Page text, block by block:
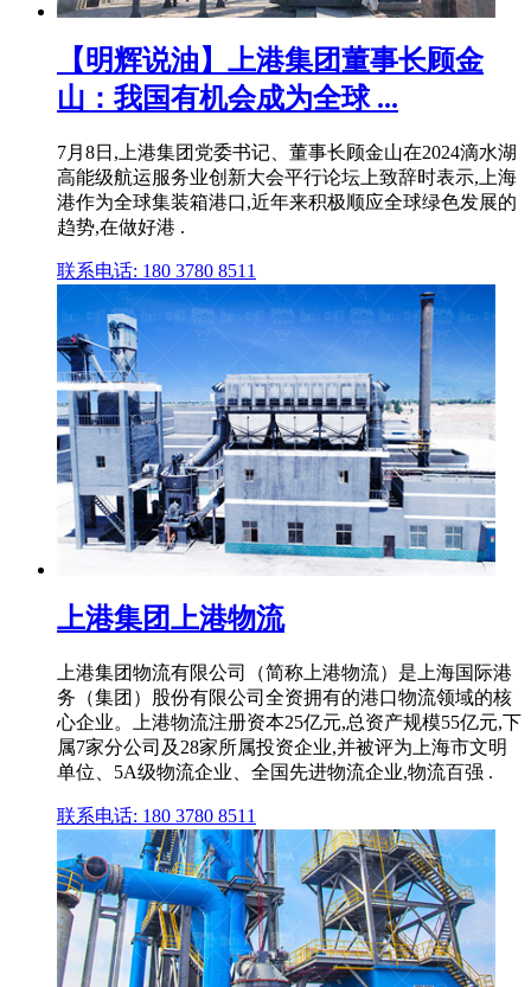
【明辉说油】上港集团董事长顾金
山：我国有机会成为全球 ...
7月8日,上港集团党委书记、董事长顾金山在2024滴水湖
高能级航运服务业创新大会平行论坛上致辞时表示,上海
港作为全球集装箱港口,近年来积极顺应全球绿色发展的
趋势,在做好港 .
联系电话: 180 3780 8511
上港集团上港物流
上港集团物流有限公司（简称上港物流）是上海国际港
务（集团）股份有限公司全资拥有的港口物流领域的核
心企业。上港物流注册资本25亿元,总资产规模55亿元,下
属7家分公司及28家所属投资企业,并被评为上海市文明
单位、5A级物流企业、全国先进物流企业,物流百强 .
联系电话: 180 3780 8511